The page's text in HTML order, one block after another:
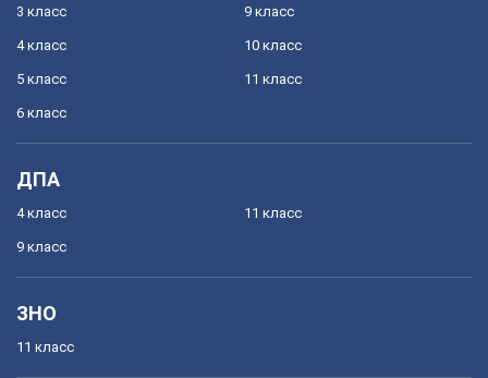
3 класс
4 класс
5 класс
6 класс
9 класс
10 класс
11 класс
ДПА
4 класс
9 класс
11 класс
ЗНО
11 класс